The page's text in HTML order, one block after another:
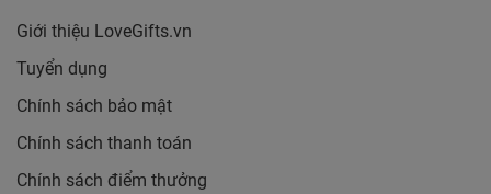
Giới thiệu LoveGifts.vn
Tuyển dụng
Chính sách bảo mật
Chính sách thanh toán
Chính sách điểm thưởng